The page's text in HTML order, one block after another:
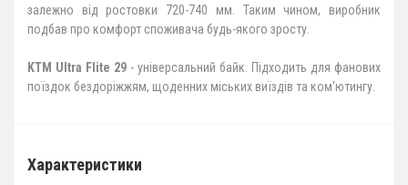
залежно від ростовки 720-740 мм. Таким чином, виробник
подбав про комфорт споживача будь-якого зросту.
KTM Ultra Flite 29 - універсальний байк. Підходить для фанових
поїздок бездоріжжям, щоденних міських виїздів та ком'ютингу.
Характеристики